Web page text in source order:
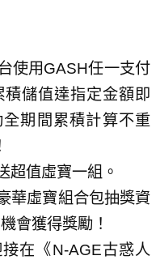
使用GASH任一支付
儲值達指定金額即
期間累積計算不重
超值虛寶一組。
華虛寶組合包抽獎資
會獲得獎勵！
在《N-AGE古惑人